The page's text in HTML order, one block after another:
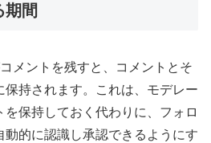
期間
メントを残すと、コメントとそ
持されます。これは、モデレー
を保持しておく代わりに、フォロ
動的に認識し承認できるようにす